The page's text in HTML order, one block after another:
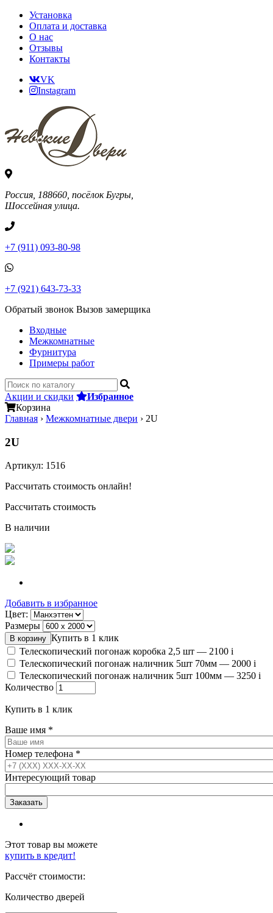
Установка
Оплата и доставка
О нас
Отзывы
Контакты
VK
Instagram
Россия, 188660, посёлок Бугры,
Шоссейная улица.
+7 (911) 093-80-98
+7 (921) 643-73-33
Обратый звонок Вызов замерщика
Входные
Межкомнатные
Фурнитура
Примеры работ
Акции и скидки Избранное
Корзина
Главная › Межкомнатные двери › 2U
2U
Артикул: 1516
Рассчитать стоимость онлайн!
Рассчитать стоимость
В наличии
Добавить в избранное
Цвет:
Размеры
Купить в 1 клик
Телескопический погонаж коробка 2,5 шт — 2100 i
Телескопический погонаж наличник 5шт 70мм — 2000 i
Телескопический погонаж наличник 5шт 100мм — 3250 i
Количество
Купить в 1 клик
Ваше имя *
Номер телефона *
Интересующий товар
Этот товар вы можете
купить в кредит!
Рассчёт стоимости:
Количество дверей